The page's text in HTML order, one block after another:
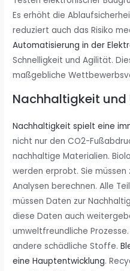
Es erhöht die
reduziert auch das Risiko
Automatisierung in der
Schnelligkeit und Agilität.
maßgebliche
Nachhaltigkeit
Nachhaltigkeit spielt eine
nicht nur den CO2-
nachhaltige Materialien.
werden erprobt. Sie
Analysen berechnen. Alle
müssen Daten zur
diese Daten auch
umweltfreundliche
andere schädliche Stoffe.
eine Hauptentwicklung.